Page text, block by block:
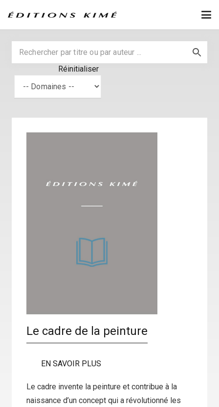
Réinitialiser
Le cadre de la peinture
EN SAVOIR PLUS
Le cadre invente la peinture et contribue à la
naissance d’un concept qui a révolutionné les